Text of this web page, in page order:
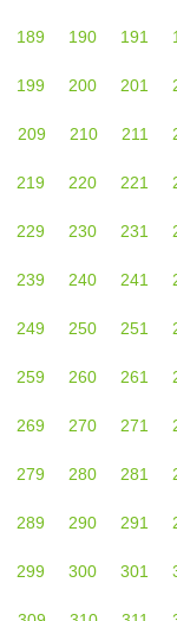
189 190 191
199 200 201
209 210 211
219 220 221
229 230 231
239 240 241
249 250 251
259 260 261
269 270 271
279 280 281
289 290 291
299 300 301